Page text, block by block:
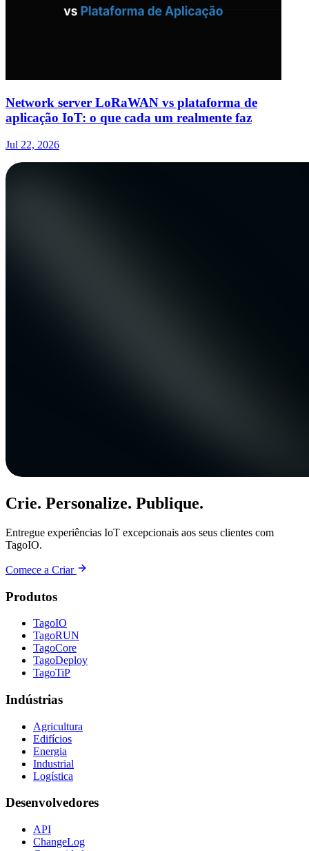
Network server LoRaWAN vs plataforma de
aplicação IoT: o que cada um realmente faz
Jul 22, 2026
Crie. Personalize. Publique.
Entregue experiências IoT excepcionais aos seus clientes com
TagoIO.
Comece a Criar
Produtos
TagoIO
TagoRUN
TagoCore
TagoDeploy
TagoTiP
Indústrias
Agricultura
Edifícios
Energia
Industrial
Logística
Desenvolvedores
API
ChangeLog